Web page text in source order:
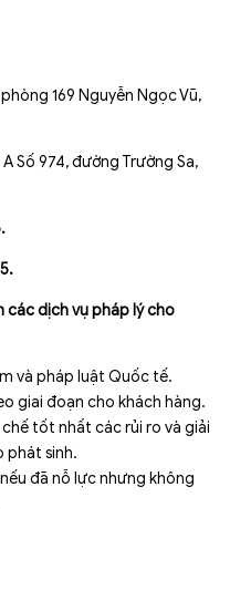
169 Nguyễn Ngọc Vũ,
Số 974, đường Trường Sa,
các dịch vụ pháp lý cho
và pháp luật Quốc tế.
giai đoạn cho khách hàng.
tốt nhất các rủi ro và giải
phát sinh.
đã nỗ lực nhưng không